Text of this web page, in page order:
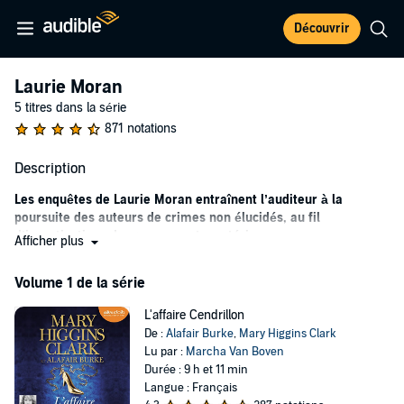
Découvrir
Laurie Moran
5 titres dans la série
871 notations
Description
Les enquêtes de Laurie Moran entraînent l’auditeur à la
poursuite des auteurs de crimes non élucidés, au fil
d’investigations dangereuses et mystérieuses.
Mary Higgins Clark revient dans une série de polars à suspens
mais la productrice d’une émission de téléréalité, Suspicion, dédiée
aux cold cases. Avec son équipe, elle résout des crimes
particulièrement intrigants, laissés sans réponse depuis des
années. Si elle donne souvent à l’auditeur une première impression
froide et professionnelle, la jeune femme laisse peu à peu
Afficher plus
Volume 1 de la série
L'affaire Cendrillon
De :Alafair Burke, Mary Higgins Clark
Lu par : Marcha Van Boven
Durée : 9 h et 11 min
Langue : Français